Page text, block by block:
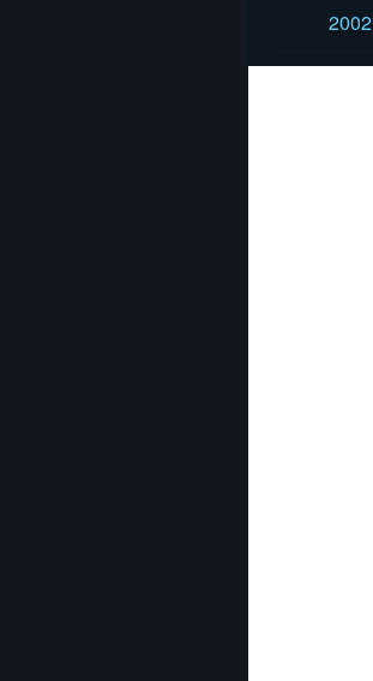
2002